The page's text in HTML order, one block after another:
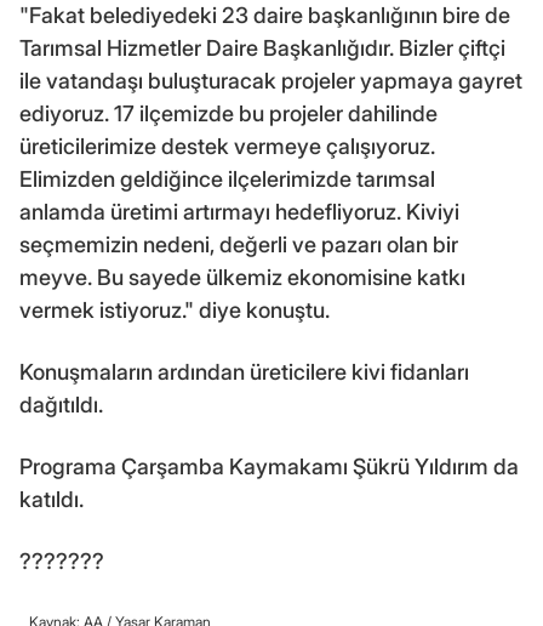
"Fakat belediyedeki 23 daire başkanlığının bire de
Tarımsal Hizmetler Daire Başkanlığıdır. Bizler çiftçi
ile vatandaşı buluşturacak projeler yapmaya gayret
ediyoruz. 17 ilçemizde bu projeler dahilinde
üreticilerimize destek vermeye çalışıyoruz.
Elimizden geldiğince ilçelerimizde tarımsal
anlamda üretimi artırmayı hedefliyoruz. Kiviyi
seçmemizin nedeni, değerli ve pazarı olan bir
meyve. Bu sayede ülkemiz ekonomisine katkı
vermek istiyoruz." diye konuştu.
Konuşmaların ardından üreticilere kivi fidanları
dağıtıldı.
Programa Çarşamba Kaymakamı Şükrü Yıldırım da
katıldı.
???????
Kaynak: AA / Yaşar Karaman